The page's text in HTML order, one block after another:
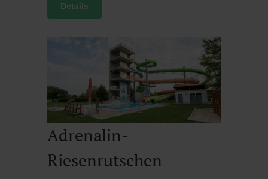
Details
Adrenalin-
Riesenrutschen